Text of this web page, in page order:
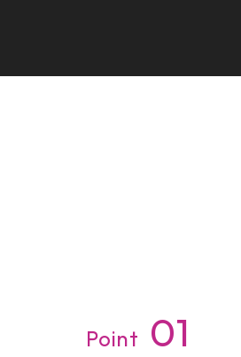
Point 01